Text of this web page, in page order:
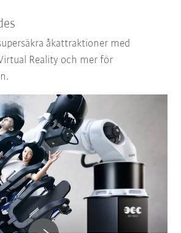
åkattraktioner med
Reality och mer för